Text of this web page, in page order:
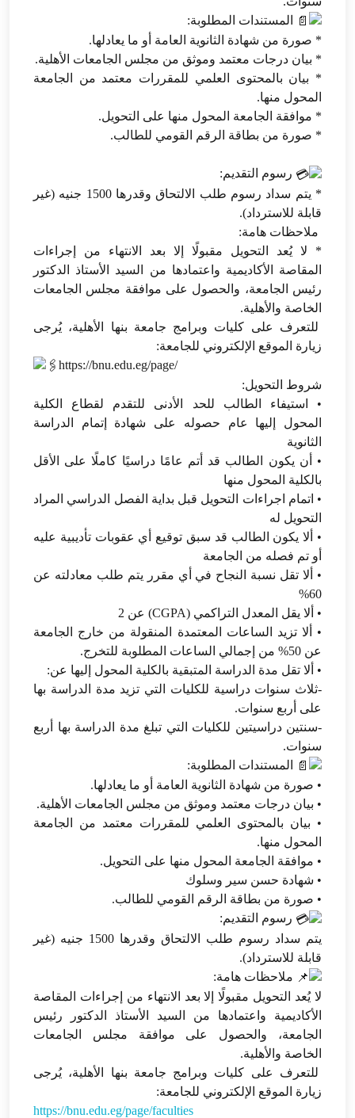
المستندات المطلوبة:
* صورة من شهادة الثانوية العامة أو ما يعادلها.
* بيان درجات معتمد وموثق من مجلس الجامعات الأهلية.
* بيان بالمحتوى العلمي للمقررات معتمد من الجامعة
المحول منها.
* موافقة الجامعة المحول منها على التحويل.
* صورة من بطاقة الرقم القومي للطالب.
رسوم التقديم:
* يتم سداد رسوم طلب الالتحاق وقدرها 1500 جنيه (غير
قابلة للاسترداد).
ملاحظات هامة:
* لا يُعد التحويل مقبولًا إلا بعد الانتهاء من إجراءات
المقاصة الأكاديمية واعتمادها من السيد الأستاذ الدكتور
رئيس الجامعة، والحصول على موافقة مجلس الجامعات
الخاصة والأهلية.
للتعرف على كليات وبرامج جامعة بنها الأهلية، يُرجى
زيارة الموقع الإلكتروني للجامعة:
https://bnu.edu.eg/page/
شروط التحويل:
• استيفاء الطالب للحد الأدنى للتقدم لقطاع الكلية
المحول إليها عام حصوله على شهادة إتمام الدراسة
الثانوية
• أن يكون الطالب قد أتم عامًا دراسيًا كاملًا على الأقل
بالكلية المحول منها
• اتمام اجراءات التحويل قبل بداية الفصل الدراسي المراد
التحويل له
• ألا يكون الطالب قد سبق توقيع أي عقوبات تأديبية عليه
أو تم فصله من الجامعة
• ألا تقل نسبة النجاح في أي مقرر يتم طلب معادلته عن
60%
• ألا يقل المعدل التراكمي (CGPA) عن 2
• ألا تزيد الساعات المعتمدة المنقولة من خارج الجامعة
عن 50% من إجمالي الساعات المطلوبة للتخرج.
• ألا تقل مدة الدراسة المتبقية بالكلية المحول إليها عن:
-ثلاث سنوات دراسية للكليات التي تزيد مدة الدراسة بها
على أربع سنوات.
-سنتين دراسيتين للكليات التي تبلغ مدة الدراسة بها أربع
سنوات.
المستندات المطلوبة:
• صورة من شهادة الثانوية العامة أو ما يعادلها.
• بيان درجات معتمد وموثق من مجلس الجامعات الأهلية.
• بيان بالمحتوى العلمي للمقررات معتمد من الجامعة
المحول منها.
• موافقة الجامعة المحول منها على التحويل.
• شهادة حسن سير وسلوك
• صورة من بطاقة الرقم القومي للطالب.
رسوم التقديم:
يتم سداد رسوم طلب الالتحاق وقدرها 1500 جنيه (غير
قابلة للاسترداد).
ملاحظات هامة:
لا يُعد التحويل مقبولًا إلا بعد الانتهاء من إجراءات المقاصة
الأكاديمية واعتمادها من السيد الأستاذ الدكتور رئيس
الجامعة، والحصول على موافقة مجلس الجامعات
الخاصة والأهلية.
للتعرف على كليات وبرامج جامعة بنها الأهلية، يُرجى
زيارة الموقع الإلكتروني للجامعة:
https://bnu.edu.eg/page/faculties